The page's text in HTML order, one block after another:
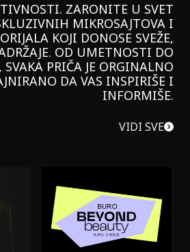
ZARONITE U SVET
MIKROSAJTOVA I
KOJI DONOSE SVEŽE,
OD UMETNOSTI DO
SVAKA PRIČA JE ORGINALNO
DA VAS INSPIRIŠE I
INFORMIŠE.
VIDI SVE